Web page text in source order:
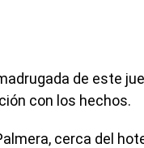
de este
con los hechos.
cerca del